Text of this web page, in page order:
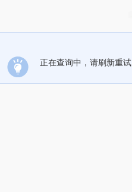
正在查询中，请刷新重试